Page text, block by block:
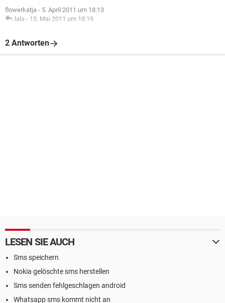
flowerkatja - 5. April 2011 um 18:13
lala - 15. Mai 2011 um 18:19
2 Antworten
LESEN SIE AUCH
Sms speichern
Nokia gelöschte sms herstellen
Sms senden fehlgeschlagen android
Whatsapp sms kommt nicht an